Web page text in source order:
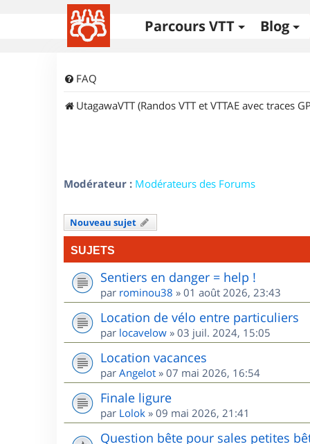
Parcours VTT Blog
FAQ
UtagawaVTT (Randos VTT et VTTAE avec traces
Modérateur : Modérateurs des Forums
Nouveau sujet
SUJETS
Sentiers en danger = help !
par rominou38 » 01 août 2026, 23:43
Location de vélo entre particuliers
par locavelow » 03 juil. 2024, 15:05
Location vacances
par Angelot » 07 mai 2026, 16:54
Finale ligure
par Lolok » 09 mai 2026, 21:41
Question bête pour sales petites